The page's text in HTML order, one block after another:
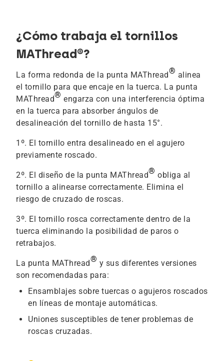
¿Cómo trabaja el tornillos
MAThread®?
La forma redonda de la punta MAThread® alinea
el tornillo para que encaje en la tuerca. La punta
MAThread® engarza con una interferencia óptima
en la tuerca para absorber ángulos de
desalineación del tornillo de hasta 15°.
1º. El tornillo entra desalineado en el agujero
previamente roscado.
2º. El diseño de la punta MAThread® obliga al
tornillo a alinearse correctamente. Elimina el
riesgo de cruzado de roscas.
3º. El tornillo rosca correctamente dentro de la
tuerca eliminando la posibilidad de paros o
retrabajos.
La punta MAThread® y sus diferentes versiones
son recomendadas para:
Ensamblajes sobre tuercas o agujeros roscados
en líneas de montaje automáticas.
Uniones susceptibles de tener problemas de
roscas cruzadas.